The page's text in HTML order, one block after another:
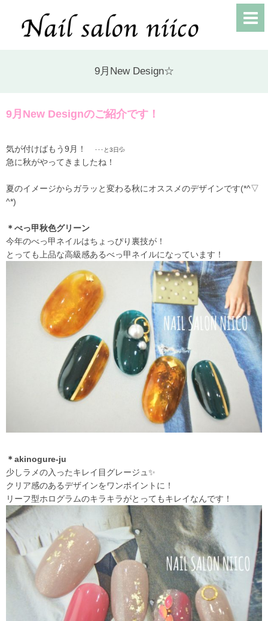
9月New Design☆
9月New Designのご紹介です！
気が付けばもう9月！ ･･･と3日💦
急に秋がやってきましたね！
夏のイメージからガラッと変わる秋にオススメのデザインです(*^▽
^*)
＊べっ甲秋色グリーン
今年のべっ甲ネイルはちょっぴり裏技が！
とっても上品な高級感あるべっ甲ネイルになっています！
＊akinogure-ju
少しラメの入ったキレイ目グレージュ✨
クリア感のあるデザインをワンポイントに！
リーフ型ホログラムのキラキラがとってもキレイなんです！